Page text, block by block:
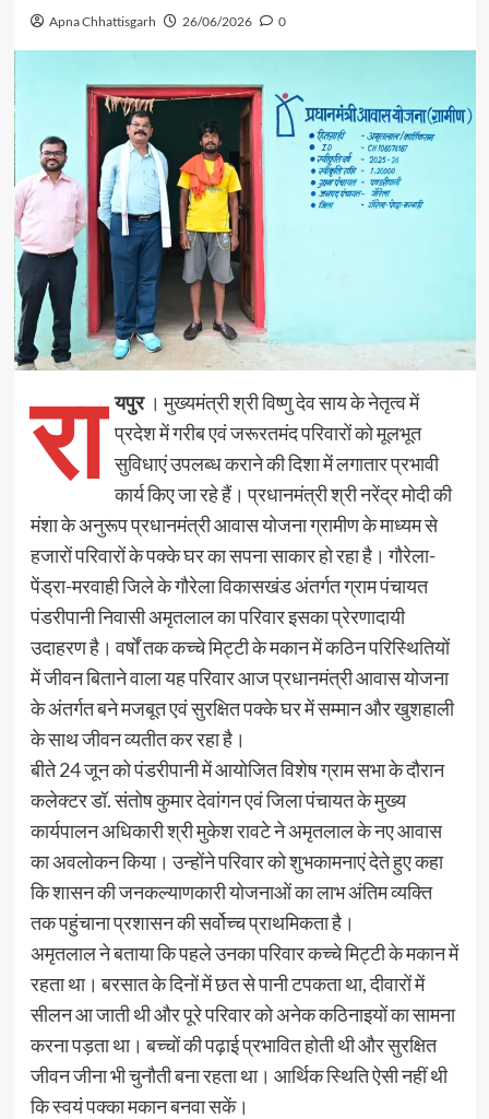
Apna Chhattisgarh 26/06/2026 0
रा यपुर। मुख्यमंत्री श्री विष्णु देव साय के नेतृत्व में
प्रदेश में गरीब एवं जरूरतमंद परिवारों को मूलभूत
सुविधाएं उपलब्ध कराने की दिशा में लगातार प्रभावी
कार्य किए जा रहे हैं। प्रधानमंत्री श्री नरेंद्र मोदी की
मंशा के अनुरूप प्रधानमंत्री आवास योजना ग्रामीण के माध्यम से
हजारों परिवारों के पक्के घर का सपना साकार हो रहा है। गौरेला-
पेंड्रा-मरवाही जिले के गौरेला विकासखंड अंतर्गत ग्राम पंचायत
पंडरीपानी निवासी अमृतलाल का परिवार इसका प्रेरणादायी
उदाहरण है। वर्षों तक कच्चे मिट्टी के मकान में कठिन परिस्थितियों
में जीवन बिताने वाला यह परिवार आज प्रधानमंत्री आवास योजना
के अंतर्गत बने मजबूत एवं सुरक्षित पक्के घर में सम्मान और खुशहाली
के साथ जीवन व्यतीत कर रहा है।
बीते 24 जून को पंडरीपानी में आयोजित विशेष ग्राम सभा के दौरान
कलेक्टर डॉ. संतोष कुमार देवांगन एवं जिला पंचायत के मुख्य
कार्यपालन अधिकारी श्री मुकेश रावटे ने अमृतलाल के नए आवास
का अवलोकन किया। उन्होंने परिवार को शुभकामनाएं देते हुए कहा
कि शासन की जनकल्याणकारी योजनाओं का लाभ अंतिम व्यक्ति
तक पहुंचाना प्रशासन की सर्वोच्च प्राथमिकता है।
अमृतलाल ने बताया कि पहले उनका परिवार कच्चे मिट्टी के मकान में
रहता था। बरसात के दिनों में छत से पानी टपकता था, दीवारों में
सीलन आ जाती थी और पूरे परिवार को अनेक कठिनाइयों का सामना
करना पड़ता था। बच्चों की पढ़ाई प्रभावित होती थी और सुरक्षित
जीवन जीना भी चुनौती बना रहता था। आर्थिक स्थिति ऐसी नहीं थी
कि स्वयं पक्का मकान बनवा सकें।